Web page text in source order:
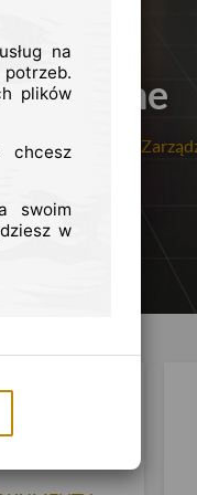
Departament
na
plików
chcesz
swoim
w